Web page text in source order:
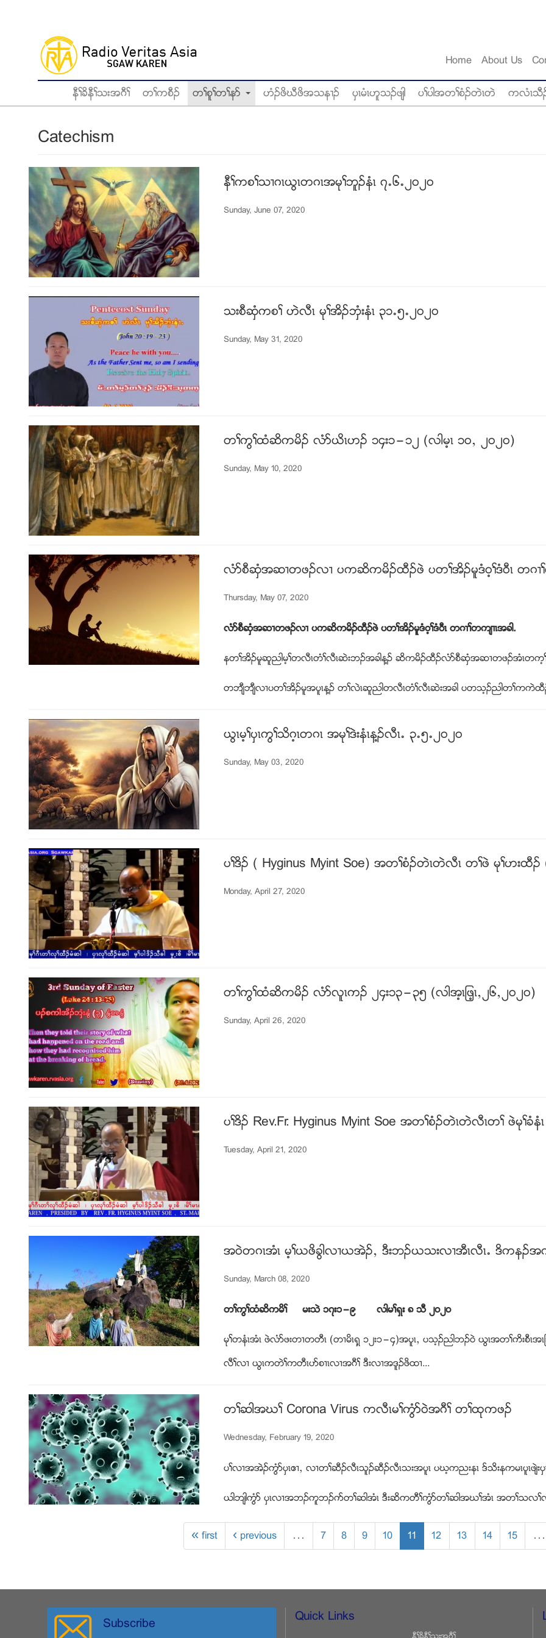
Home About Us
နီႈခိနီႈသးအဂီႈ တႈကစီဥ တႈစူႈတႈနဏ ဟံဥဖိဃီဖိအသန႕ဥ ပွၚမံၚဟူသဥဖ်ါ ပႈပါအတႈစံဥတဲၚတဲ ကလံၚသီဥ
Catechism
နီႈကစႈသ႕ဂၚဎြၚတဂၚအမုႈဘူဥနံၚ ၇’၆’၂၀၂၀
Sunday, June 07, 2020
သးစီဆွံကစႈ ဟဲလီၚ မုႈအိဥဘွံးနံၚ ၃၁’၅’၂၀၂၀
Sunday, May 31, 2020
တႈကြႈထံဆိကမိဥ လံဏဎိၚဟဥ ၁၄း၁”၁၂ (လါမ့ၚ ၁၀ယ ၂၀၂၀)
Sunday, May 10, 2020
လံဏစီဆွံအဆ႕တဖဥလ႕ ပကဆိကမိဥထီဥဖဲ ပတႈအိဥမူဒံ၀့ႈဒံ၀ီၚ တဂ႕ႈ
Thursday, May 07, 2020
လံဏစီဆွံအဆ႕တဖဥလ႕ ပကဆိကမိဥထီဥဖဲ ပတႈအိဥမူဒံ၀့ႈဒံ၀ီၚ တဂ႕ႈတက်႕ၚအခါ.
နတႈအိဥမူဆူညါမ့ႈတလီၚတံႈလီၚဆဲးဘဥအခါန႔ဥ ဆိကမိဥထီဥလံဏစီဆွံအဆ႕တဖဥအံၚတက့
တဘ်ီဘ်ီလ႕ပတႈအိဥမူအပူၚန႔ဥ တႈလဲၚဆူညါတလီၚတံႈလီၚဆဲးအခါ ပတသ့ဥညါတႈကကဲထီ
ဎြၚမ့ႈပွၚကြႈသိဂ့ၚတဂၚ အမုႈဒဲးနံၚန႔ဥလီၚ’ ၃’၅’၂၀၂၀
Sunday, May 03, 2020
ပႈဒိဥ ( Hyginus Myint Soe) အတႈစံဥတဲၚတဲလီၚ တႈဖဲ မုႈဟးထီဥ
Monday, April 27, 2020
တႈကြႈထံဆိကမိဥ လံဏလူၚကဥ ၂၄း၁၃”၃၅ (လါအ့ၚျဖ့ၚယ၂၆ယ၂၀၂၀)
Sunday, April 26, 2020
ပႈဒိဥ Rev.Fr. Hyginus Myint Soe အတႈစံဥတဲၚတဲလီၚတႈ ဖဲမုႈခံနံ
Tuesday, April 21, 2020
အ၀ဲတဂၚအံၚ မ့ႈဎဖိခြါလ႕ဎအဲဥယ ဒီးဘဥဎသးလ႕အီၚလီၚ’ ဒိကနဥ
Sunday, March 08, 2020
တႈကြႈထံဆိကမိႈ မးသဲ ၁၇း၁”၉ လါမႈရွး ၈ သီ ၂၀၂၀
မုႈတနံၚအံၚ ဖဲလံဏဖးတ႕တတီၚ (တ႕မိၚရွ့ ၁၂း၁”၄)အပူၚယ ပသ့ဥညါဘဥ၀ဲ ဎြၚအတႈကိ
လီႈလ႕ ဎြၚကတဲႈကတီၚပဏစ႕ၚလ႕အဂီႈ ဒီးလ႕အဒူဥဖိထ႕...
တႈဆါအဃႈ Corona Virus ကလီၚမႈကြံဏ၀ဲအဂီႈ တႈထုကဖဥ
Wednesday, February 19, 2020
ပႈလ႕အအဲဥကြံဏပွၚဧ႕ယ လ႕တႈဆီဥလီၚသူဥဆီဥလီၚသးအပူၚ ပဃ့ကညးနၚ ဒ္သိးနကမၚပူၚဖ်ဲ
ဎါဘ်ါကြံဏ ပွၚလ႕အဘဥကူဘဥဂဏတႈဆါအံၚ ဒီးဆိကတီႈကြံဏတႈဆါအဃႈအံၚ အတႈသလႈ
« first ‹ previous … 7 8 9 10 11 12 13 14 15 …
Subscribe Quick Links